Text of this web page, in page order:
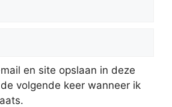
en site opslaan in deze
volgende keer wanneer ik